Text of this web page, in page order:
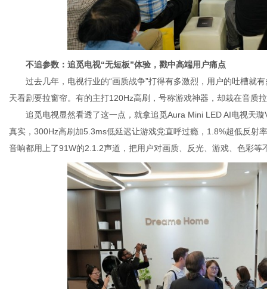
不追参数：追觅电视“无短板”体验 ，戳中高端用户痛点
过去几年，电视行业的“画质战争”打得有多激烈，用户的吐槽就
天看剧要拉窗帘。有的主打120Hz高刷，号称游戏神器，却栽在音质
追觅电视显然看透了这一点，就拿追觅Aura Mini LED AI电视天
真实，300Hz高刷加5.3ms低延迟让游戏党直呼过瘾，1.8%超低反射
音响都用上了91W的2.1.2声道，把用户对画质、反光、游戏、色彩等